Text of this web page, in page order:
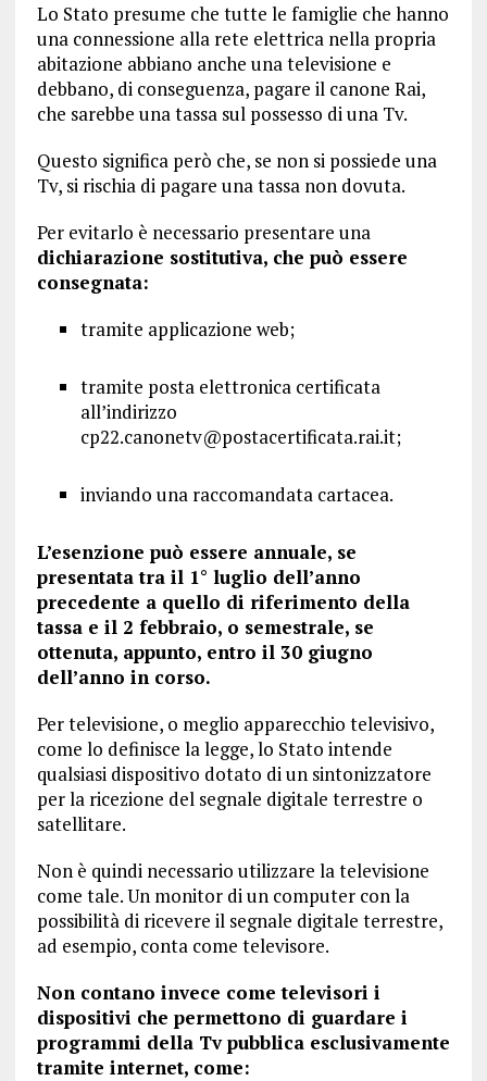
Lo Stato presume che tutte le famiglie che hanno
una connessione alla rete elettrica nella propria
abitazione abbiano anche una televisione e
debbano, di conseguenza, pagare il canone Rai,
che sarebbe una tassa sul possesso di una Tv.
Questo significa però che, se non si possiede una
Tv, si rischia di pagare una tassa non dovuta.
Per evitarlo è necessario presentare una
dichiarazione sostitutiva, che può essere
consegnata:
tramite applicazione web;
tramite posta elettronica certificata
all’indirizzo
cp22.canonetv@postacertificata.rai.it;
inviando una raccomandata cartacea.
L’esenzione può essere annuale, se
presentata tra il 1° luglio dell’anno
precedente a quello di riferimento della
tassa e il 2 febbraio, o semestrale, se
ottenuta, appunto, entro il 30 giugno
dell’anno in corso.
Per televisione, o meglio apparecchio televisivo,
come lo definisce la legge, lo Stato intende
qualsiasi dispositivo dotato di un sintonizzatore
per la ricezione del segnale digitale terrestre o
satellitare.
Non è quindi necessario utilizzare la televisione
come tale. Un monitor di un computer con la
possibilità di ricevere il segnale digitale terrestre,
ad esempio, conta come televisore.
Non contano invece come televisori i
dispositivi che permettono di guardare i
programmi della Tv pubblica esclusivamente
tramite internet, come: